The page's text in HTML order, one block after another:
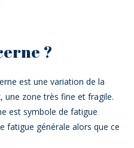
?
est une variation de la
une zone très fine et fragile.
est symbole de fatigue
fatigue générale alors que ce